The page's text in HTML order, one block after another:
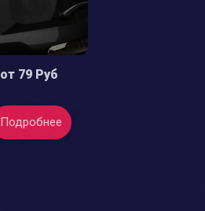
от 79 Руб
Подробнее